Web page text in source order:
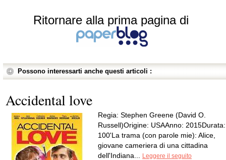
Ritornare alla prima pagina di
Possono interessarti anche questi articoli :
Accidental love
Regia: Stephen Greene (David O.
Russell)Origine: USAAnno: 2015Durata:
100'La trama (con parole mie): Alice,
giovane cameriera di una cittadina
dell'Indiana...
Leggere il seguito